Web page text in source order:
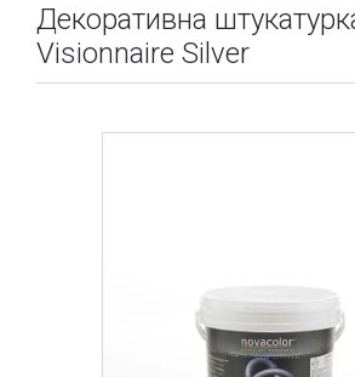
Декоративна
Visionnaire Silver